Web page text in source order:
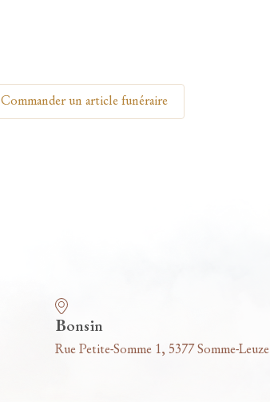
Commander un article funéraire
Bonsin
Rue Petite-Somme 1, 5377 Somme-Leuze